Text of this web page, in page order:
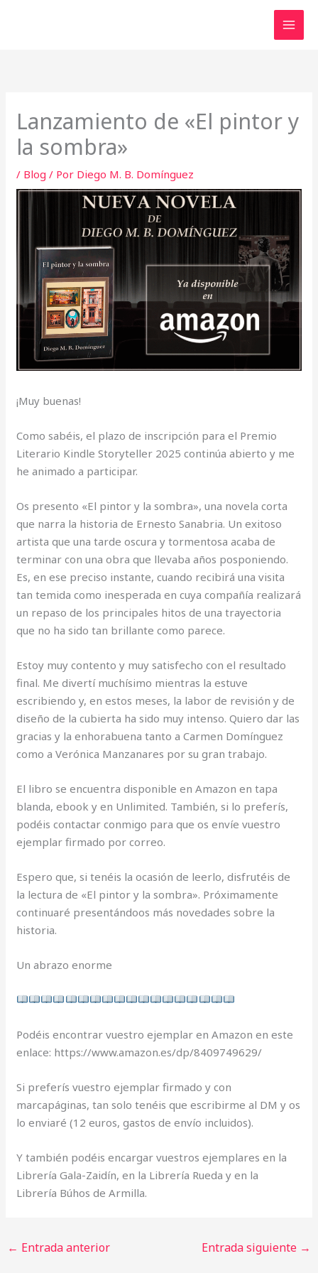
Lanzamiento de «El pintor y
la sombra»
/ Blog / Por Diego M. B. Domínguez
¡Muy buenas!
Como sabéis, el plazo de inscripción para el Premio
Literario Kindle Storyteller 2025 continúa abierto y me
he animado a participar.
Os presento «El pintor y la sombra», una novela corta
que narra la historia de Ernesto Sanabria. Un exitoso
artista que una tarde oscura y tormentosa acaba de
terminar con una obra que llevaba años posponiendo.
Es, en ese preciso instante, cuando recibirá una visita
tan temida como inesperada en cuya compañía realizará
un repaso de los principales hitos de una trayectoria
que no ha sido tan brillante como parece.
Estoy muy contento y muy satisfecho con el resultado
final. Me divertí muchísimo mientras la estuve
escribiendo y, en estos meses, la labor de revisión y de
diseño de la cubierta ha sido muy intenso. Quiero dar las
gracias y la enhorabuena tanto a Carmen Domínguez
como a Verónica Manzanares por su gran trabajo.
El libro se encuentra disponible en Amazon en tapa
blanda, ebook y en Unlimited. También, si lo preferís,
podéis contactar conmigo para que os envíe vuestro
ejemplar firmado por correo.
Espero que, si tenéis la ocasión de leerlo, disfrutéis de
la lectura de «El pintor y la sombra». Próximamente
continuaré presentándoos más novedades sobre la
historia.
Un abrazo enorme
Podéis encontrar vuestro ejemplar en Amazon en este
enlace: https://www.amazon.es/dp/8409749629/
Si preferís vuestro ejemplar firmado y con
marcapáginas, tan solo tenéis que escribirme al DM y os
lo enviaré (12 euros, gastos de envío incluidos).
Y también podéis encargar vuestros ejemplares en la
Librería Gala-Zaidín, en la Librería Rueda y en la
Librería Búhos de Armilla.
← Entrada anterior Entrada siguiente →